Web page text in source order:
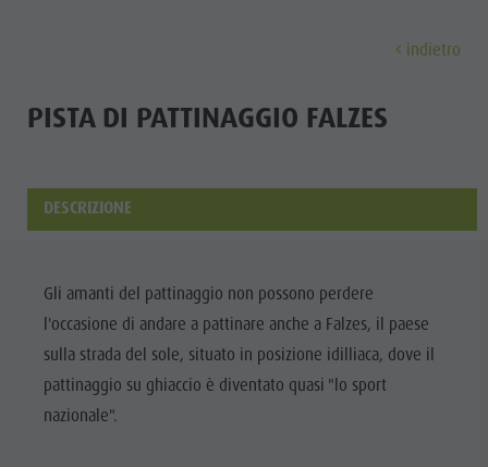
Scopri
Tutti gli
eventi
Benessere
Attrazioni
Località e dintorni
Highlight Events
Tutti gli eventi
Benessere
Famiglia & bambini
Escursioni
Sentieri tematici
Golf
Parapendio
Volo in mongolfiera
Rafting & Canyoning
Offerte
Mobilità locale
Come arrivare
Webcam
Meteo
Contatto
Shopping
Visite guidate
Highlight Events
Must-sees
Ritiri
indietro
PISTA DI PATTINAGGIO FALZES
DESCRIZIONE
Gli amanti del pattinaggio non possono perdere
l'occasione di andare a pattinare anche a Falzes, il paese
sulla strada del sole, situato in posizione idilliaca, dove il
pattinaggio su ghiaccio è diventato quasi "lo sport
nazionale".